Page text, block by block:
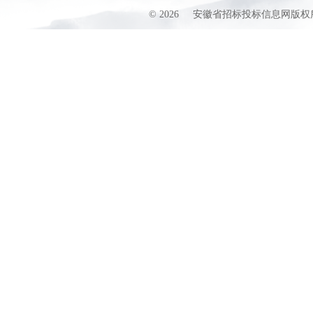
© 2026 安徽省招标投标信息网版